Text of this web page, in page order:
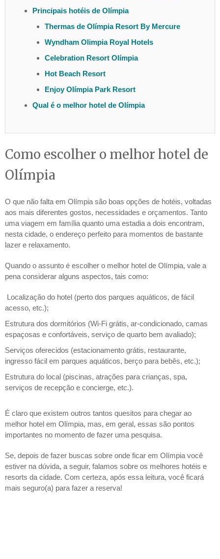
Principais hotéis de Olímpia
Thermas de Olímpia Resort By Mercure
Wyndham Olimpia Royal Hotels
Celebration Resort Olímpia
Hot Beach Resort
Enjoy Olímpia Park Resort
Qual é o melhor hotel de Olímpia
Como escolher o melhor hotel de
Olímpia
O que não falta em Olímpia são boas opções de hotéis, voltadas
aos mais diferentes gostos, necessidades e orçamentos. Tanto
uma viagem em família quanto uma estadia a dois encontram,
nesta cidade, o endereço perfeito para momentos de bastante
lazer e relaxamento.
Quando o assunto é escolher o melhor hotel de Olímpia, vale a
pena considerar alguns aspectos, tais como:
Localização do hotel (perto dos parques aquáticos, de fácil
acesso, etc.);
Estrutura dos dormitórios (Wi-Fi grátis, ar-condicionado, camas
espaçosas e confortáveis, serviço de quarto bem avaliado);
Serviços oferecidos (estacionamento grátis, restaurante,
ingresso fácil em parques aquáticos, berço para bebês, etc.);
Estrutura do local (piscinas, atrações para crianças, spa,
serviços de recepção e concierge, etc.).
É claro que existem outros tantos quesitos para chegar ao
melhor hotel em Olímpia, mas, em geral, essas são pontos
importantes no momento de fazer uma pesquisa.
Se, depois de fazer buscas sobre onde ficar em Olímpia você
estiver na dúvida, a seguir, falamos sobre os melhores hotéis e
resorts da cidade. Com certeza, após essa leitura, você ficará
mais seguro(a) para fazer a reserva!